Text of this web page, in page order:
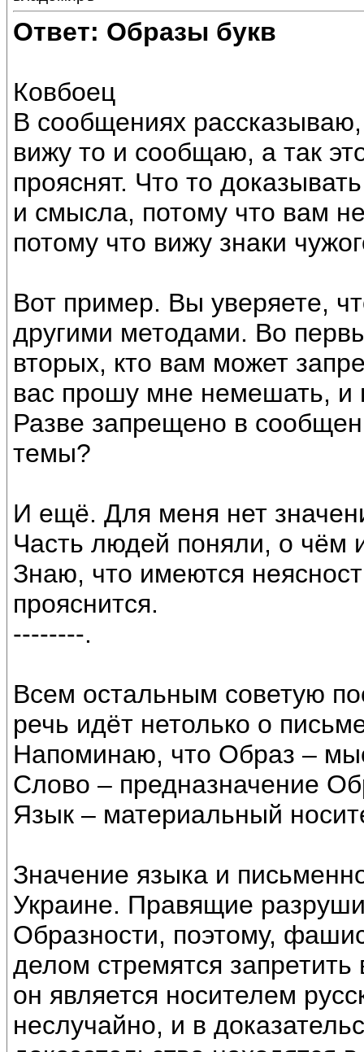
Ответ: Образы букв
Ковбоец
В сообщениях
вижу то и сообщаю, а так
прояснят. Что то
и смысла, потому что вам
потому что вижу знаки
Вот пример. Вы уверяете,
другими методами. Во
вторых, кто вам может
вас прошу мне немешать, и
Разве запрещено в
темы?
И ещё. Для меня нет
Часть людей поняли, о чём
Знаю, что имеются
прояснится.
--------.
Всем остальным советую
речь идёт нетолько о
Напоминаю, что Образ –
Слово – предназначение
Язык – материальный
Значение языка и
Украине. Правящие
Образности, поэтому,
делом стремятся запретить
он является носителем
неслучайно, и в